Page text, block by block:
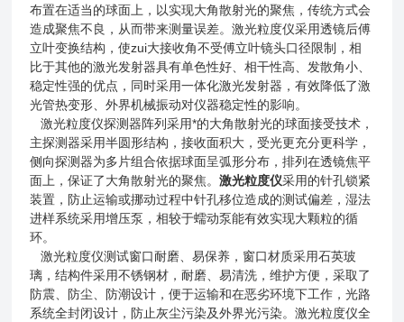
布置在适当的球面上，以实现大角散射光的聚焦，传统方式会
造成聚焦不良，从而带来测量误差。激光粒度仪采用透镜后傅
立叶变换结构，使zui大接收角不受傅立叶镜头口径限制，相
比于其他的激光发射器具有单色性好、相干性高、发散角小、
稳定性强的优点，同时采用一体化激光发射器，有效降低了激
光管热变形、外界机械振动对仪器稳定性的影响。
激光粒度仪探测器阵列采用*的大角散射光的球面接受技术，
主探测器采用半圆形结构，接收面积大，受光更充分更科学，
侧向探测器为多片组合依据球面呈弧形分布，排列在透镜焦平
面上，保证了大角散射光的聚焦。激光粒度仪采用的针孔锁紧
装置，防止运输或挪动过程中针孔移位造成的测试偏差，湿法
进样系统采用增压泵，相较于蠕动泵能有效实现大颗粒的循
环。
激光粒度仪测试窗口耐磨、易保养，窗口材质采用石英玻
璃，结构件采用不锈钢材，耐磨、易清洗，维护方便，采取了
防震、防尘、防潮设计，便于运输和在恶劣环境下工作，光路
系统全封闭设计，防止灰尘污染及外界光污染。激光粒度仪全